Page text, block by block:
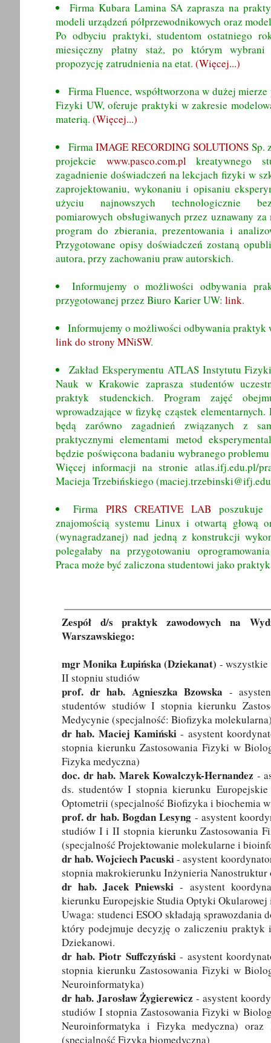
Firma Kubara Lamina SA zaprasza na
modeli urządzeń półprzewodnikowych oraz
Po odbyciu praktyki, studentom ostatniego
miesięczny płatny staż, po którym wybrani
propozycję zatrudnienia na etat. (Więcej...)
Firma Fluence, współtworzona w dużej
Fizyki UW, oferuje praktyki w zakresie
materią. (Więcej...)
FirmaIMAGE RECORDING SOLUTIONSSp.
projekcie www.pasco.com.plkreatywnego
zagadnienie doświadczeń na lekcjach fizyki w
zaprojektowaniu, wykonaniu i opisaniu
użyciu najnowszych technologicznie
pomiarowych obsługiwanych przez uznawany
program do zbierania, prezentowania i
Przygotowane opisy doświadczeń zostaną
autora, przy zachowaniu praw autorskich.
Informujemy o możliwości odbywania
przygotowanej przez Biuro Karier UW: link.
Informujemy o możliwości odbywania praktyk
link do strony MNiSW.
Zakład Eksperymentu ATLAS Instytutu
Nauk w Krakowie zaprasza studentów
praktyk studenckich. Program zajęć
wprowadzające w fizykę cząstek elementarnych.
będą zarówno zagadnień związanych z
praktycznymi elementami metod
będzie poświęcona badaniu wybranego
Więcej informacji na stronie atlas.ifj.edu.pl/
Macieja Trzebińskiego
Firma PIRS CREATIVE LAB
znajomością systemu Linux i otwartą głową
(wynagradzanej) nad jedną z konstrukcji
polegałaby na przygotowaniu
Praca może być zaliczona studentowi jako
Zespół d/s praktyk zawodowych na
Warszawskiego:
mgr Monika Łupińska (Dziekanat) -
II stopniu studiów
prof. dr hab. Agnieszka Bzowska -
studentów studiów I stopnia kierunku
Medycynie (specjalność: Biofizyka
dr hab. Maciej Kamiński- asystent
stopnia kierunku Zastosowania Fizyki w
Fizyka medyczna)
doc. dr hab. Marek Kowalczyk-Hernandez -
ds. studentów I stopnia kierunku
Optometrii (specjalność Biofizyka i biochemia
prof. dr hab. Bogdan Lesyng - asystent
studiów I i II stopnia kierunku Zastosowania
(specjalność Projektowanie molekularne i
dr hab. Wojciech Pacuski- asystent
stopnia makrokierunku Inżynieria Nanostruktur
dr hab. Jacek Pniewski - asystent
kierunku Europejskie Studia Optyki Okularowej
Uwaga: studenci ESOO składają sprawozdania
który podejmuje decyzję o zaliczeniu praktyk
Dziekanowi.
dr hab. Piotr Suffczyński- asystent
stopnia kierunku Zastosowania Fizyki w
Neuroinformatyka)
dr hab. Jarosław Żygierewicz - asystent
studiów I stopnia Zastosowania Fizyki w
Neuroinformatyka i Fizyka medyczna)
(specjalność Fizyka biomedyczna)